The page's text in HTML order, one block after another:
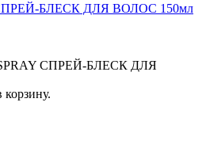
БЛЕСК ДЛЯ ВОЛОС 150мл
СПРЕЙ-БЛЕСК ДЛЯ